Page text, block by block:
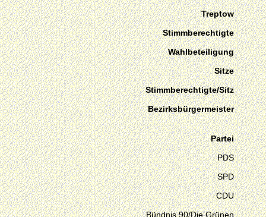
Treptow
Stimmberechtigte
Wahlbeteiligung
Sitze
Stimmberechtigte/Sitz
Bezirksbürgermeister
Partei
PDS
SPD
CDU
Bündnis 90/Die Grünen